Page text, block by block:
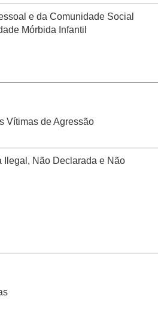
e da Comunidade Social
Mórbida Infantil
Vítimas de Agressão
Ilegal, Não Declarada e Não